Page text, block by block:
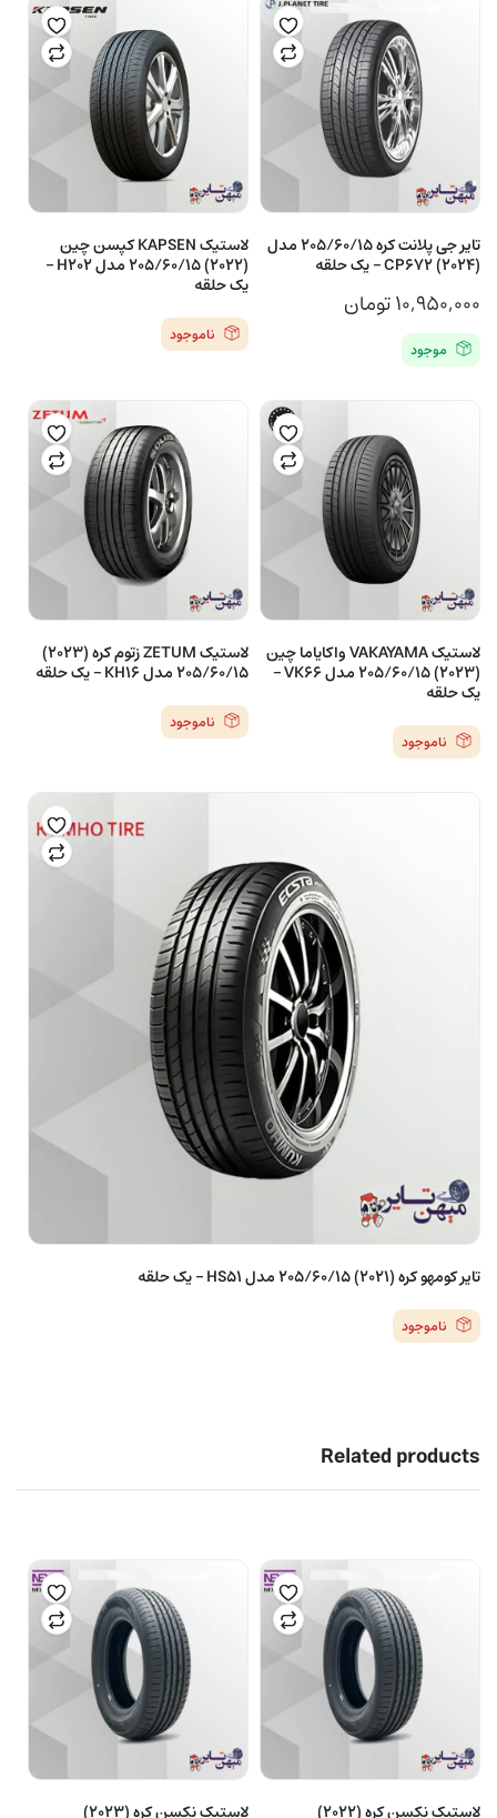
تایر جی پلانت کره 205/60/15 مدل
(2024) CP672 – یک حلقه
۱۰,۹۵۰,۰۰۰تومان
موجود
لاستیک KAPSEN کپسن چین
(2022) 205/60/15 مدل H202 –
یک حلقه
ناموجود
لاستیک VAKAYAMA واکایاما چین
(2023) 205/60/15 مدل VK66 –
یک حلقه
ناموجود
لاستیک ZETUM زتوم کره (2023)
205/60/15 مدل KH16 – یک حلقه
ناموجود
تایر کومهو کره (2021) 205/60/15 مدل HS51 – یک حلقه
ناموجود
Related products
لاستیک نکسن کره (2022) لاستیک نکسن کره (2023)